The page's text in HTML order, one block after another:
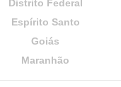
Distrito Federal
Espírito Santo
Goiás
Maranhão